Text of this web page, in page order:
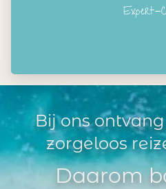
Expert-
Bij ons
zorgeloos
Daarom